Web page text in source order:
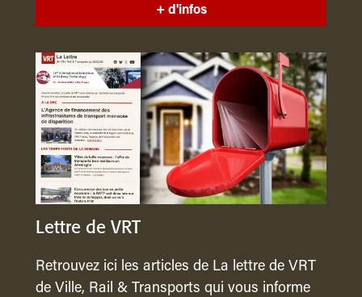
+ d'infos
Lettre de VRT
Retrouvez ici les articles de La lettre de VRT
de Ville, Rail & Transports qui vous informe